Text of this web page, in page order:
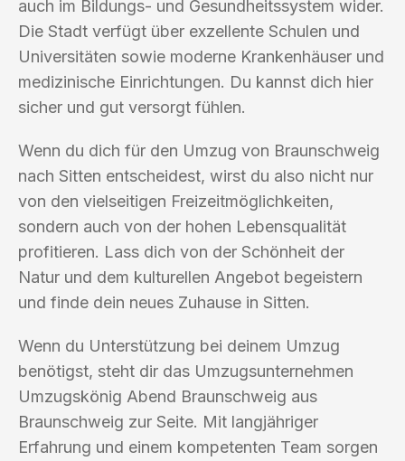
auch im Bildungs- und Gesundheitssystem wider.
Die Stadt verfügt über exzellente Schulen und
Universitäten sowie moderne Krankenhäuser und
medizinische Einrichtungen. Du kannst dich hier
sicher und gut versorgt fühlen.
Wenn du dich für den Umzug von Braunschweig
nach Sitten entscheidest, wirst du also nicht nur
von den vielseitigen Freizeitmöglichkeiten,
sondern auch von der hohen Lebensqualität
profitieren. Lass dich von der Schönheit der
Natur und dem kulturellen Angebot begeistern
und finde dein neues Zuhause in Sitten.
Wenn du Unterstützung bei deinem Umzug
benötigst, steht dir das Umzugsunternehmen
Umzugskönig Abend Braunschweig aus
Braunschweig zur Seite. Mit langjähriger
Erfahrung und einem kompetenten Team sorgen